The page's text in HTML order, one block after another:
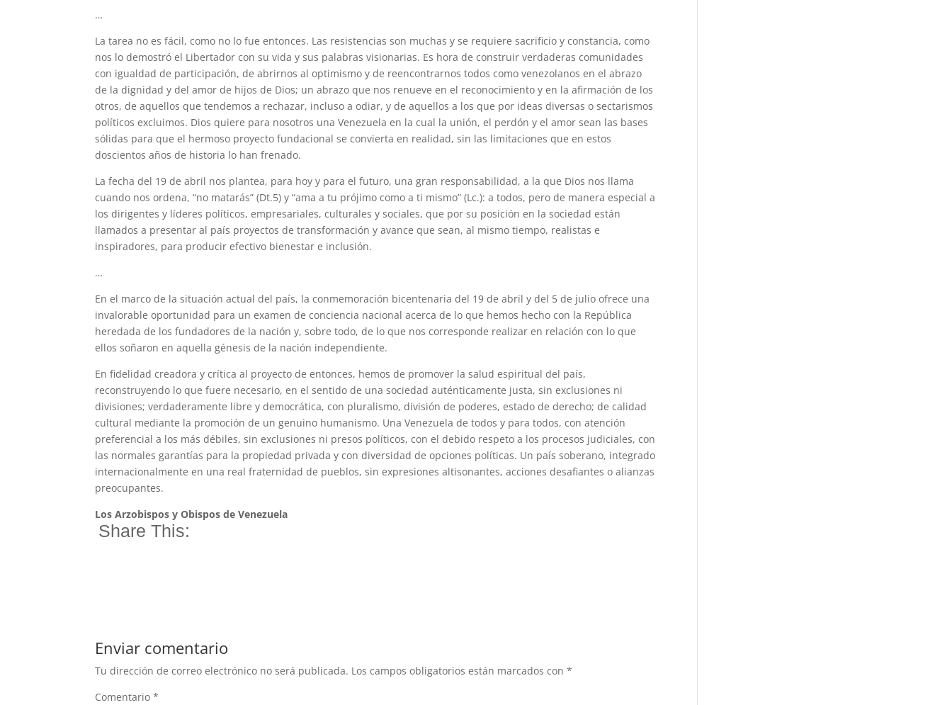
…
La tarea no es fácil, como no lo fue entonces. Las resistencias son muchas y se requiere sacrificio y constancia, como
nos lo demostró el Libertador con su vida y sus palabras visionarias. Es hora de construir verdaderas comunidades
con igualdad de participación, de abrirnos al optimismo y de reencontrarnos todos como venezolanos en el abrazo
de la dignidad y del amor de hijos de Dios; un abrazo que nos renueve en el reconocimiento y en la afirmación de los
otros, de aquellos que tendemos a rechazar, incluso a odiar, y de aquellos a los que por ideas diversas o sectarismos
políticos excluimos. Dios quiere para nosotros una Venezuela en la cual la unión, el perdón y el amor sean las bases
sólidas para que el hermoso proyecto fundacional se convierta en realidad, sin las limitaciones que en estos
doscientos años de historia lo han frenado.
La fecha del 19 de abril nos plantea, para hoy y para el futuro, una gran responsabilidad, a la que Dios nos llama
cuando nos ordena, “no matarás” (Dt.5) y “ama a tu prójimo como a ti mismo” (Lc.): a todos, pero de manera especial a
los dirigentes y líderes políticos, empresariales, culturales y sociales, que por su posición en la sociedad están
llamados a presentar al país proyectos de transformación y avance que sean, al mismo tiempo, realistas e
inspiradores, para producir efectivo bienestar e inclusión.
…
En el marco de la situación actual del país, la conmemoración bicentenaria del 19 de abril y del 5 de julio ofrece una
invalorable oportunidad para un examen de conciencia nacional acerca de lo que hemos hecho con la República
heredada de los fundadores de la nación y, sobre todo, de lo que nos corresponde realizar en relación con lo que
ellos soñaron en aquella génesis de la nación independiente.
En fidelidad creadora y crítica al proyecto de entonces, hemos de promover la salud espiritual del país,
reconstruyendo lo que fuere necesario, en el sentido de una sociedad auténticamente justa, sin exclusiones ni
divisiones; verdaderamente libre y democrática, con pluralismo, división de poderes, estado de derecho; de calidad
cultural mediante la promoción de un genuino humanismo. Una Venezuela de todos y para todos, con atención
preferencial a los más débiles, sin exclusiones ni presos políticos, con el debido respeto a los procesos judiciales, con
las normales garantías para la propiedad privada y con diversidad de opciones políticas. Un país soberano, integrado
internacionalmente en una real fraternidad de pueblos, sin expresiones altisonantes, acciones desafiantes o alianzas
preocupantes.
Los Arzobispos y Obispos de Venezuela
Share This:
Enviar comentario
Tu dirección de correo electrónico no será publicada. Los campos obligatorios están marcados con*
Comentario*